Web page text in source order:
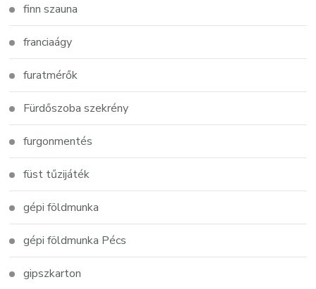
finn szauna
franciaágy
furatmérők
Fürdőszoba szekrény
furgonmentés
füst tűzijáték
gépi földmunka
gépi földmunka Pécs
gipszkarton